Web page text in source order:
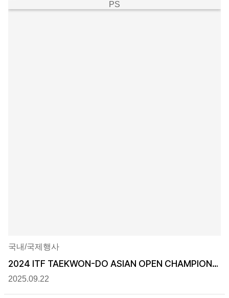
국내/국제행사
2024 ITF TAEKWON-DO ASIAN OPEN CHAMPIONS
HIPS
2025.09.22